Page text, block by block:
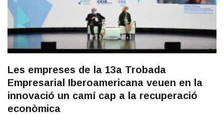
Les empreses de la 13a Trobada
Empresarial Iberoamericana veuen en la
innovació un camí cap a la recuperació
econòmica